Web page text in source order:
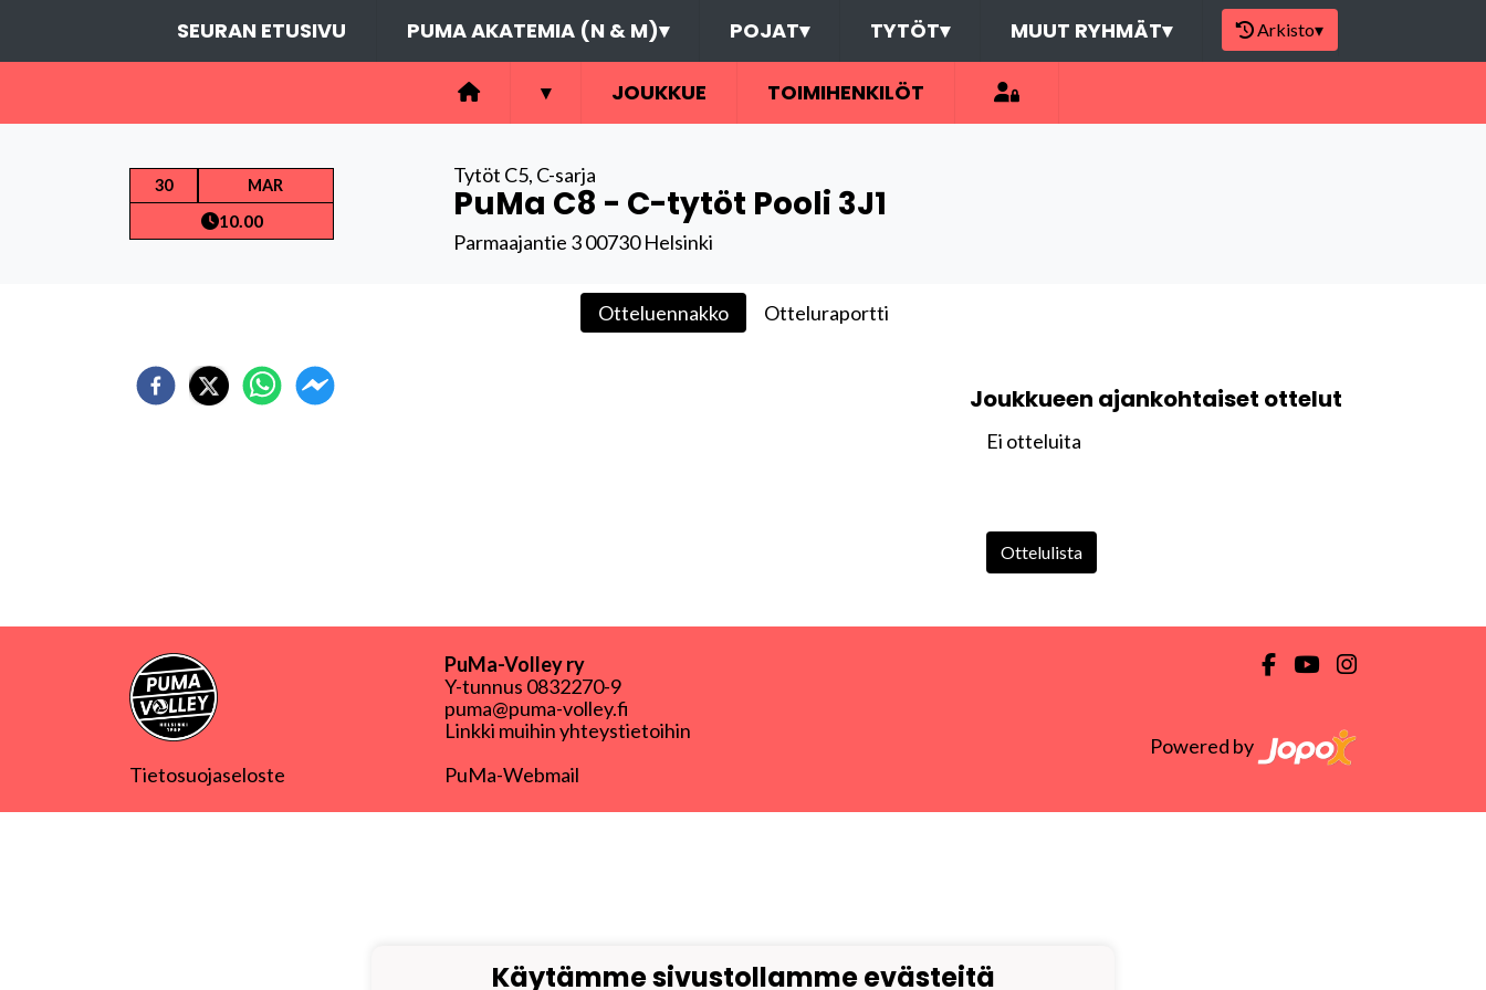
SEURAN ETUSIVU PUMA AKATEMIA (N & M)▾ POJAT▾ TYTÖT▾ MUUT RYHMÄT▾ Arkisto▾
▾ JOUKKUE TOIMIHENKILÖT
30 MAR
10.00
Tytöt C5, C-sarja
PuMa C8 - C-tytöt Pooli 3J1
Parmaajantie 3 00730 Helsinki
Otteluennakko Otteluraportti
Joukkueen ajankohtaiset ottelut
Ei otteluita
Ottelulista
Tietosuojaseloste
PuMa-Volley ry
Y-tunnus 0832270-9
puma@puma-volley.fi
Linkki muihin yhteystietoihin
PuMa-Webmail
Powered by
Käytämme sivustollamme evästeitä